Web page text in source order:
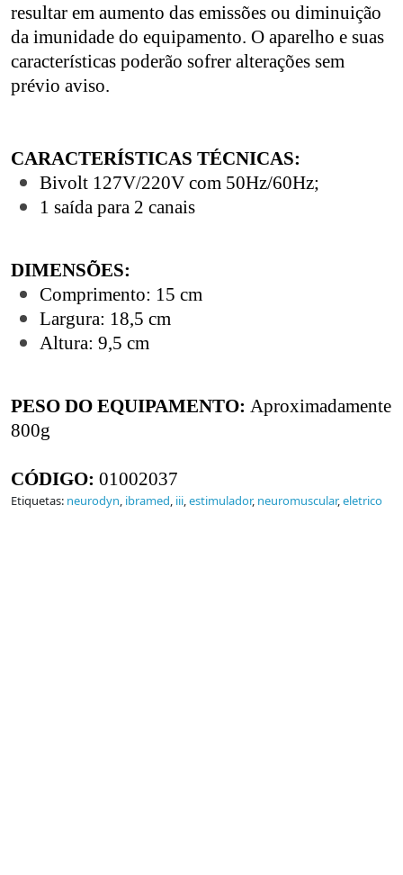
resultar em aumento das emissões ou diminuição
da imunidade do equipamento. O aparelho e suas
características poderão sofrer alterações sem
prévio aviso.
CARACTERÍSTICAS TÉCNICAS:
Bivolt 127V/220V com 50Hz/60Hz;
1 saída para 2 canais
DIMENSÕES:
Comprimento: 15 cm
Largura: 18,5 cm
Altura: 9,5 cm
PESO DO EQUIPAMENTO: Aproximadamente
800g
CÓDIGO: 01002037
Etiquetas: neurodyn, ibramed, iii,estimulador, neuromuscular,eletrico